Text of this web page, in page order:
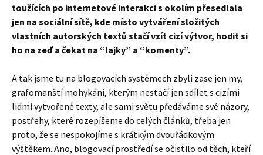
toužících po internetové interakci s okolím přesedlala
jen na sociální sítě, kde místo vytváření složitých
vlastních autorských textů stačí vzít cizí výtvor, hodit si
ho na zeď a čekat na “lajky” a “komenty”.
A tak jsme tu na blogovacích systémech zbyli zase jen my,
grafomanští mohykáni, kterým nestačí jen sdílet s cizími
lidmi vytvořené texty, ale sami světu předáváme své názory,
postřehy, které rozepíšeme do celých článků, třeba jen
proto, že se nespokojíme s krátkým dvouřádkovým
výštěkem. Ano, blogovací prostředí se očistilo od těch, kteří